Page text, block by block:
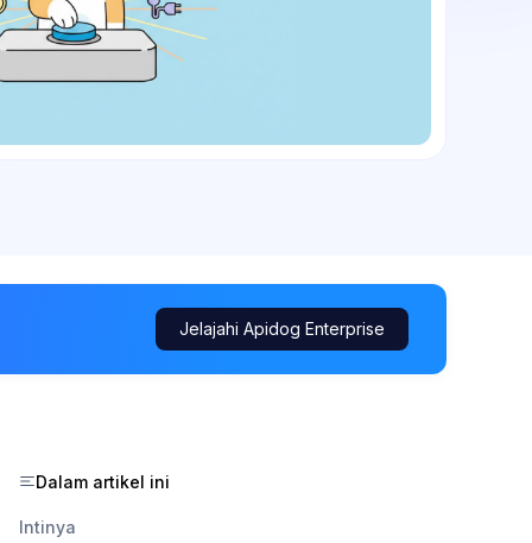
Jelajahi Apidog Enterprise
Dalam artikel ini
Intinya